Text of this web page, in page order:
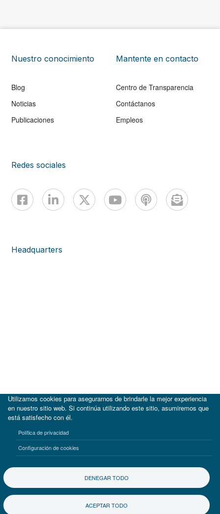
Nuestro conocimiento
Blog
Noticias
Publicaciones
Mantente en contacto
Centro de Transparencia
Contáctanos
Empleos
Redes sociales
Headquarters
Términos de uso Aviso de privacidad
Utilizamos cookies para asegurarnos de brindarle la mejor experiencia
en nuestro sitio web. Si continúa utilizando este sitio, asumiremos que
está satisfecho con él.
Política de privacidad
Configuración de cookies
DENEGAR TODO
ACEPTAR TODO